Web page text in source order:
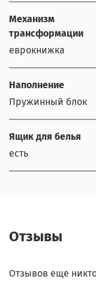
Механизм
трансформации
еврокнижка
Наполнение
Пружинный блок
Ящик для белья
есть
Отзывы
Отзывов еще